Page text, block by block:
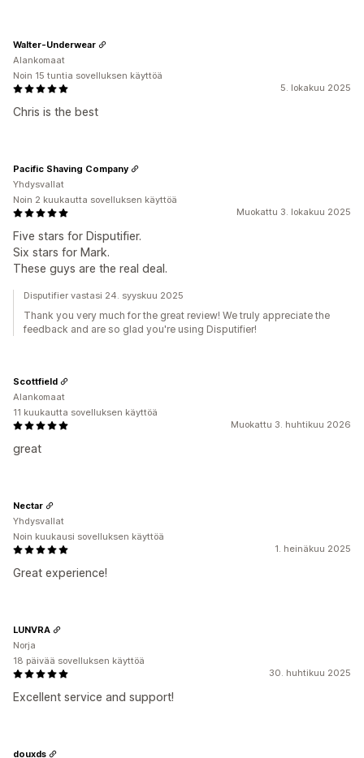
5. lokakuu 2025
Chris is the best
Walter-Underwear
Alankomaat
Noin 15 tuntia sovelluksen käyttöä
Muokattu 3. lokakuu 2025
Five stars for Disputifier.
Six stars for Mark.
These guys are the real deal.
Pacific Shaving Company
Yhdysvallat
Noin 2 kuukautta sovelluksen käyttöä
Disputifier vastasi 24. syyskuu 2025
Thank you very much for the great review! We truly appreciate the
feedback and are so glad you're using Disputifier!
Muokattu 3. huhtikuu 2026
great
Scottfield
Alankomaat
11 kuukautta sovelluksen käyttöä
1. heinäkuu 2025
Great experience!
Nectar
Yhdysvallat
Noin kuukausi sovelluksen käyttöä
30. huhtikuu 2025
Excellent service and support!
LUNVRA
Norja
18 päivää sovelluksen käyttöä
douxds